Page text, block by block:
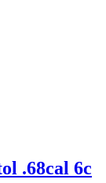
.68cal 6c